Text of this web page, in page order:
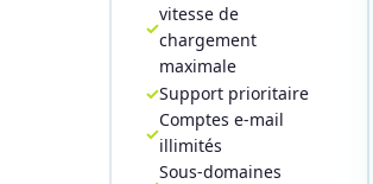
vitesse de
chargement
maximale
Support prioritaire
Comptes e-mail
illimités
Sous-domaines